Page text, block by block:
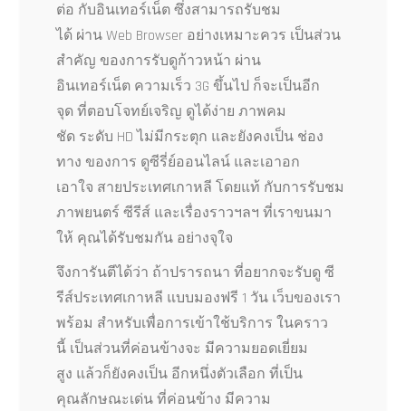
ต่อ กับอินเทอร์เน็ต ซึ่งสามารถรับชม
ได้ ผ่าน Web Browser อย่างเหมาะควร เป็นส่วน
สำคัญ ของการรับดูก้าวหน้า ผ่าน
อินเทอร์เน็ต ความเร็ว 3G ขึ้นไป ก็จะเป็นอีก
จุด ที่ตอบโจทย์เจริญ ดูได้ง่าย ภาพคม
ชัด ระดับ HD ไม่มีกระตุก และยังคงเป็น ช่อง
ทาง ของการ ดูซีรี่ย์ออนไลน์ และเอาอก
เอาใจ สายประเทศเกาหลี โดยแท้ กับการรับชม
ภาพยนตร์ ซีรีส์ และเรื่องราวฯลฯ ที่เราขนมา
ให้ คุณได้รับชมกัน อย่างจุใจ
จึงการันตีได้ว่า ถ้าปรารถนา ที่อยากจะรับดู ซี
รีส์ประเทศเกาหลี แบบมองฟรี 1 วัน เว็บของเรา
พร้อม สำหรับเพื่อการเข้าใช้บริการ ในคราว
นี้ เป็นส่วนที่ค่อนข้างจะ มีความยอดเยี่ยม
สูง แล้วก็ยังคงเป็น อีกหนึ่งตัวเลือก ที่เป็น
คุณลักษณะเด่น ที่ค่อนข้าง มีความ